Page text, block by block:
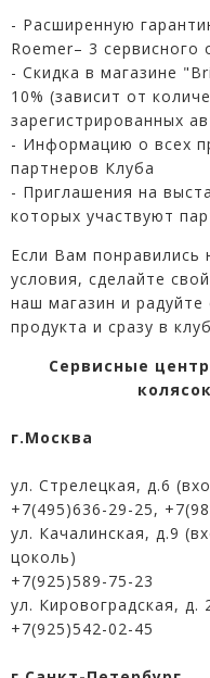
- Расширенную
Roemer– 3
- Скидка в магазине
10% (зависит от
зарегистрированных
- Информацию о всех
партнеров Клуба
- Приглашения на
которых участвуют
Если Вам понравились
условия, сделайте
наш магазин и радуйте
продукта и сразу в
Сервисные
г.Москва
ул. Стрелецкая, д.6
+7(495)636-29-25,
ул. Качалинская, д.9
цоколь)
+7(925)589-75-23
ул. Кировоградская, д.
+7(925)542-02-45